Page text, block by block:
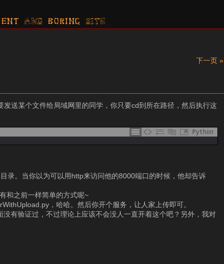
AND boring SITE
下一页 »
送某个文件给局域网里的同学，你只要cd到所在路径，然后执行这
Python
录。当你以为可以用http来访问他的8000端口的时候，他却告诉
和之前一样简单的方式呢~
，哈哈。然后你开个服务，让人家上传即可。
有验证过，不过理论上应该不会没人一直开着这个吧？另外，我对